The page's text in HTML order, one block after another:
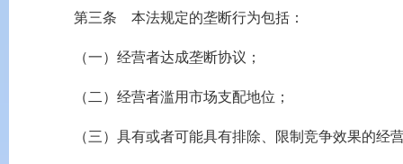
第三条 本法规定的垄断行为包括：
（一）经营者达成垄断协议；
（二）经营者滥用市场支配地位；
（三）具有或者可能具有排除、限制竞争效果的经